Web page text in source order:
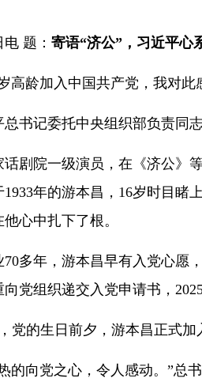
题： 寄语“济公”，习近平心
龄加入中国共产党，我对此
记委托中央组织部负责同志
院一级演员，在《济公》
年的游本昌，16岁时目睹
心中扎下了根。
年，游本昌早有入党心愿，
党组织递交入党申请书，
的生日前夕，游本昌正式加
向党之心，令人感动。”总书